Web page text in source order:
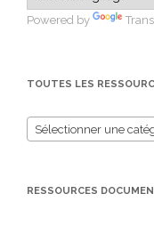
Powered by
TOUTES LES
Sélectionner une
RESSOURCES